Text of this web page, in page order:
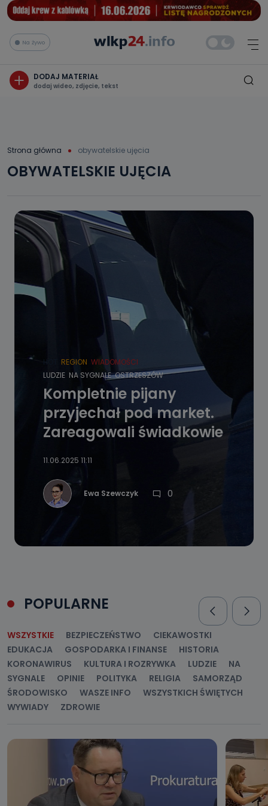
Na żywo
DODAJ MATERIAŁ
dodaj wideo, zdjęcie, tekst
Strona główna obywatelskie ujęcia
OBYWATELSKIE UJĘCIA
HOT REGION WIADOMOŚCI
LUDZIE NA SYGNALE OSTRZESZÓW
Kompletnie pijany
przyjechał pod market.
Zareagowali świadkowie
11.06.2025 11:11
Ewa Szewczyk 0
POPULARNE
WSZYSTKIE BEZPIECZEŃSTWO
CIEKAWOSTKI
EDUKACJA
GOSPODARKA I FINANSE
HISTORIA
KORONAWIRUS
KULTURA I ROZRYWKA LUDZIE
NA
SYGNALE
OPINIE POLITYKA RELIGIA
SAMORZĄD
ŚRODOWISKO
WASZE INFO
WSZYSTKICH ŚWIĘTYCH
WYWIADY
ZDROWIE